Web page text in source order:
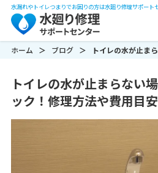
水漏れやトイレつまりでお困りの方は水廻り修理サポート
ホーム ブログ トイレの水が止ま
トイレの水が止まらない
ック！修理方法や費用目